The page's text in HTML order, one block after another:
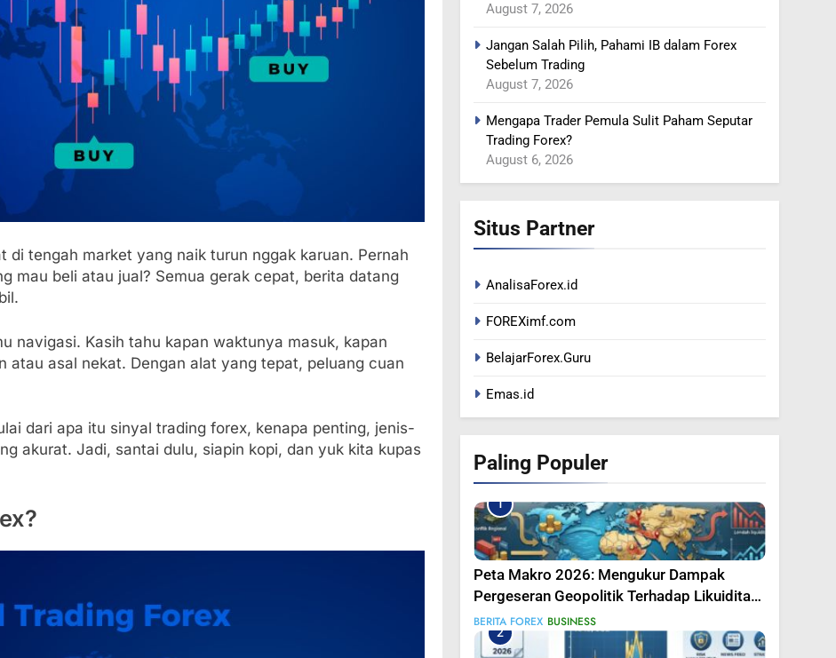
di tengah market yang naik turun nggak karuan. Pernah
mau beli atau jual? Semua gerak cepat, berita datang
navigasi. Kasih tahu kapan waktunya masuk, kapan
atau asal nekat. Dengan alat yang tepat, peluang cuan
dari apa itu sinyal trading forex, kenapa penting, jenis-
akurat. Jadi, santai dulu, siapin kopi, dan yuk kita kupas
August 7, 2026
Jangan Salah Pilih, Pahami IB dalam Forex
Sebelum Trading
August 7, 2026
Mengapa Trader Pemula Sulit Paham Seputar
Trading Forex?
August 6, 2026
Situs Partner
AnalisaForex.id
FOREXimf.com
BelajarForex.Guru
Emas.id
Paling Populer
1
Peta Makro 2026: Mengukur Dampak
Pergeseran Geopolitik Terhadap Likuiditas
Pasar Mata Uang
BERITA FOREX BUSINESS
2